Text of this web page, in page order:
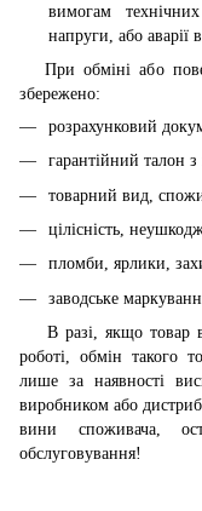
вимогам
напруги, або аварії
При обміні або
збережено:
розрахунковий
гарантійний талон
товарний вид,
цілісність,
пломби, ярлики,
заводське
В разі, якщо товар
роботі, обмін такого
лише за наявності
виробником або
вини споживача,
обслуговування!